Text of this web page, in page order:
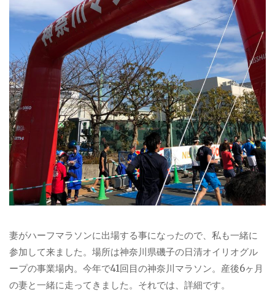
妻がハーフマラソンに出場する事になったので、私も一緒に
参加して来ました。場所は神奈川県磯子の日清オイリオグル
ープの事業場内。今年で41回目の神奈川マラソン。産後6ヶ月
の妻と一緒に走ってきました。それでは、詳細です。